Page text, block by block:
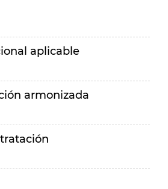
aplicable
armonizada